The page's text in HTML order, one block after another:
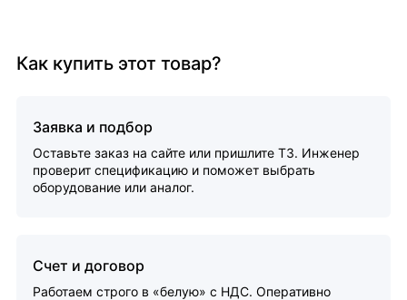
Как купить этот товар?
Заявка и подбор
Оставьте заказ на сайте или пришлите ТЗ. Инженер
проверит спецификацию и поможет выбрать
оборудование или аналог.
Счет и договор
Работаем строго в «белую» с НДС. Оперативно